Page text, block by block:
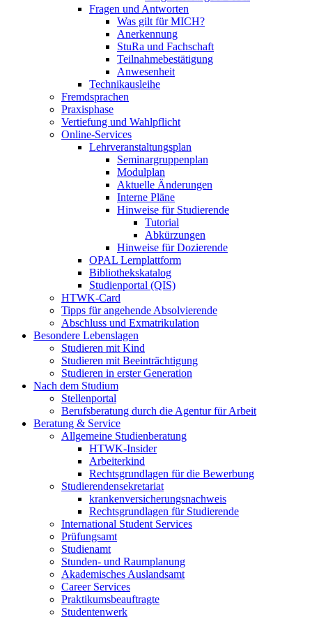
Fragen und Antworten
Was gilt für MICH?
Anerkennung
StuRa und Fachschaft
Teilnahmebestätigung
Anwesenheit
Technikausleihe
Fremdsprachen
Praxisphase
Vertiefung und Wahlpflicht
Online-Services
Lehrveranstaltungsplan
Seminargruppenplan
Modulplan
Aktuelle Änderungen
Interne Pläne
Hinweise für Studierende
Tutorial
Abkürzungen
Hinweise für Dozierende
OPAL Lernplattform
Bibliothekskatalog
Studienportal (QIS)
HTWK-Card
Tipps für angehende Absolvierende
Abschluss und Exmatrikulation
Besondere Lebenslagen
Studieren mit Kind
Studieren mit Beeinträchtigung
Studieren in erster Generation
Nach dem Studium
Stellenportal
Berufsberatung durch die Agentur für Arbeit
Beratung & Service
Allgemeine Studienberatung
HTWK-Insider
Arbeiterkind
Rechtsgrundlagen für die Bewerbung
Studierendensekretariat
krankenversicherungsnachweis
Rechtsgrundlagen für Studierende
International Student Services
Prüfungsamt
Studienamt
Stunden- und Raumplanung
Akademisches Auslandsamt
Career Services
Praktikumsbeauftragte
Studentenwerk